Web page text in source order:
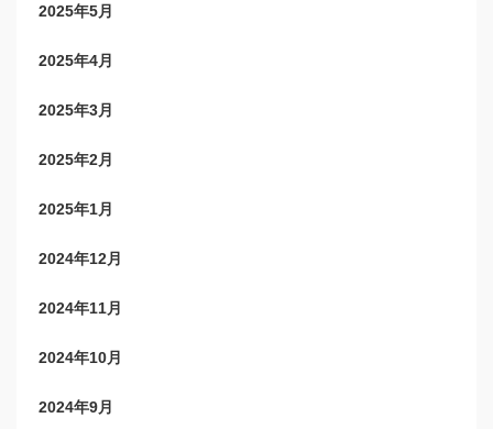
2025年5月
2025年4月
2025年3月
2025年2月
2025年1月
2024年12月
2024年11月
2024年10月
2024年9月